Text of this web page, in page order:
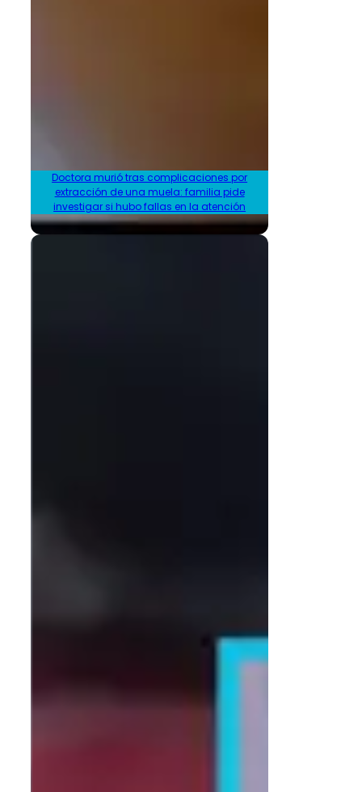
Doctora murió tras complicaciones por
extracción de una muela: familia pide
investigar si hubo fallas en la atención